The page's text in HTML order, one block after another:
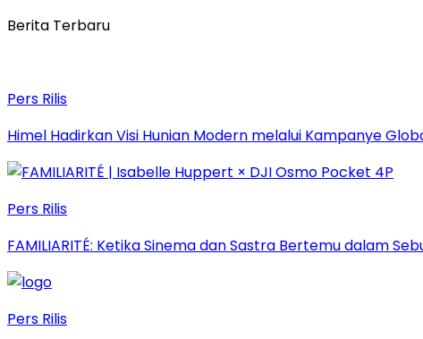
Berita Terbaru
Pers Rilis
Himel Hadirkan Visi Hunian Modern melalui Kampanye
Pers Rilis
FAMILIARITÉ: Ketika Sinema dan Sastra Bertemu dalam
Pers Rilis